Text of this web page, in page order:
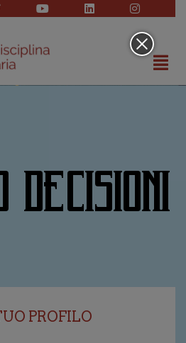
DECISIONI
PROFILO